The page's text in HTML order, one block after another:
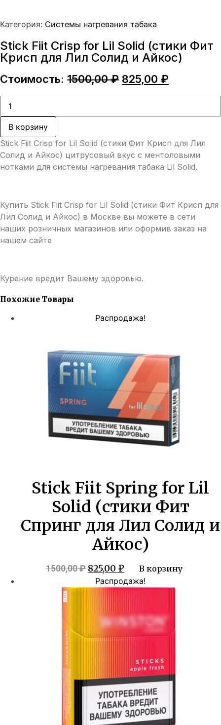
Категория: Системы нагревания табака
Stick Fiit Crisp for Lil Solid (стики Фит
Крисп для Лил Солид и Айкос)
Стоимость: 1500,00₽ Первоначальная
составляла
825,00 ₽
825,00 ₽.
Количество
товара
Stick
Fiit
Crisp
for
Lil
Solid
(стики
Фит
Солид
и
Айкос)
В корзину
Stick Fiit Crisp for Lil Solid (стики Фит Крисп для Лил
Солид и Айкос) цитрусовый вкус с ментоловыми
нотками для системы нагревания табака Lil Solid.
Купить Stick Fiit Crisp for Lil Solid (стики Фит Крисп для
Лил Солид и Айкос) в Москве вы можете в сети
наших розничных магазинов или оформив заказ на
нашем сайте
Курение вредит Вашему здоровью.
Похожие Товары
Распродажа!
Stick Fiit Spring for Lil
Solid (стики Фит
Спринг для Лил Солид и
Айкос)
1500,00₽ Первоначальная
цена
составляла
825,00 ₽ Текущая
цена:
825,00 ₽.
В корзину
Распродажа!